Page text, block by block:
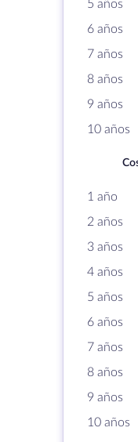
5 años
6 años
7 años
8 años
9 años
10 años
1 año
2 años
3 años
4 años
5 años
6 años
7 años
8 años
9 años
10 años